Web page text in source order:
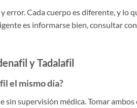
error. Cada cuerpo es diferente, y lo
es informarse bien, consultar
y Tadalafil
el mismo día?
sin supervisión médica. Tomar